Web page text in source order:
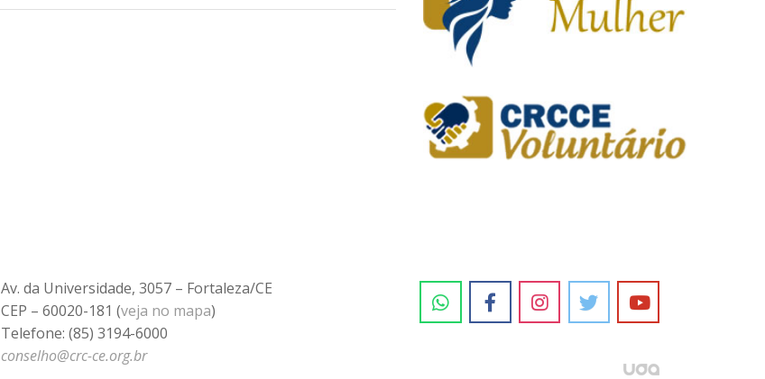
Av. da Universidade, 3057 – Fortaleza/CE
CEP – 60020-181 (veja no mapa)
Telefone: (85) 3194-6000
conselho@crc-ce.org.br